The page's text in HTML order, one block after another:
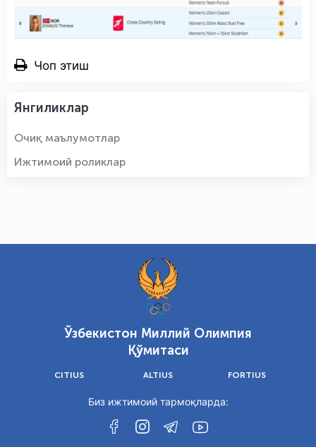
Чоп этиш
Янгиликлар
Очиқ маълумотлар
Ижтимоий роликлар
Ўзбекистон Миллий Олимпия
Қўмитаси
CITIUS ALTIUS FORTIUS
Биз ижтимоий тармоқларда: